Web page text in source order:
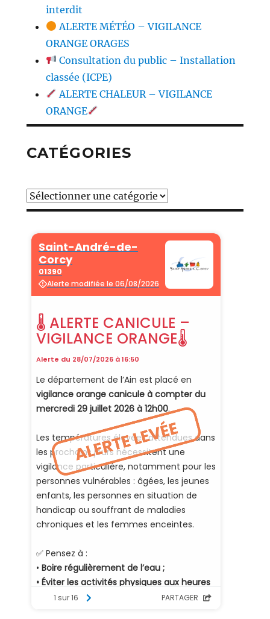
interdit
ALERTE MÉTÉO – VIGILANCE
ORANGE ORAGES
Consultation du public – Installation
classée (ICPE)
ALERTE CHALEUR – VIGILANCE
ORANGE
CATÉGORIES
Catégories